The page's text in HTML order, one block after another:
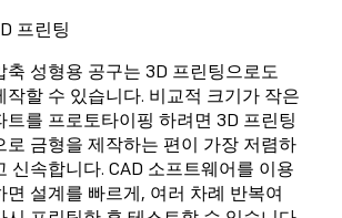
프린팅
축 성형용 공구는 3D 프린팅으로도
작할 수 있습니다. 비교적 크기가 작은
트를 프로토타이핑 하려면 3D 프린팅
로 금형을 제작하는 편이 가장 저렴하
신속합니다. CAD 소프트웨어를 이용
면 설계를 빠르게, 여러 차례 반복여